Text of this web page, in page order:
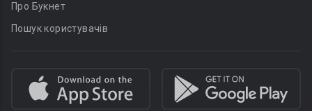
Про Букнет
Пошук користувачів